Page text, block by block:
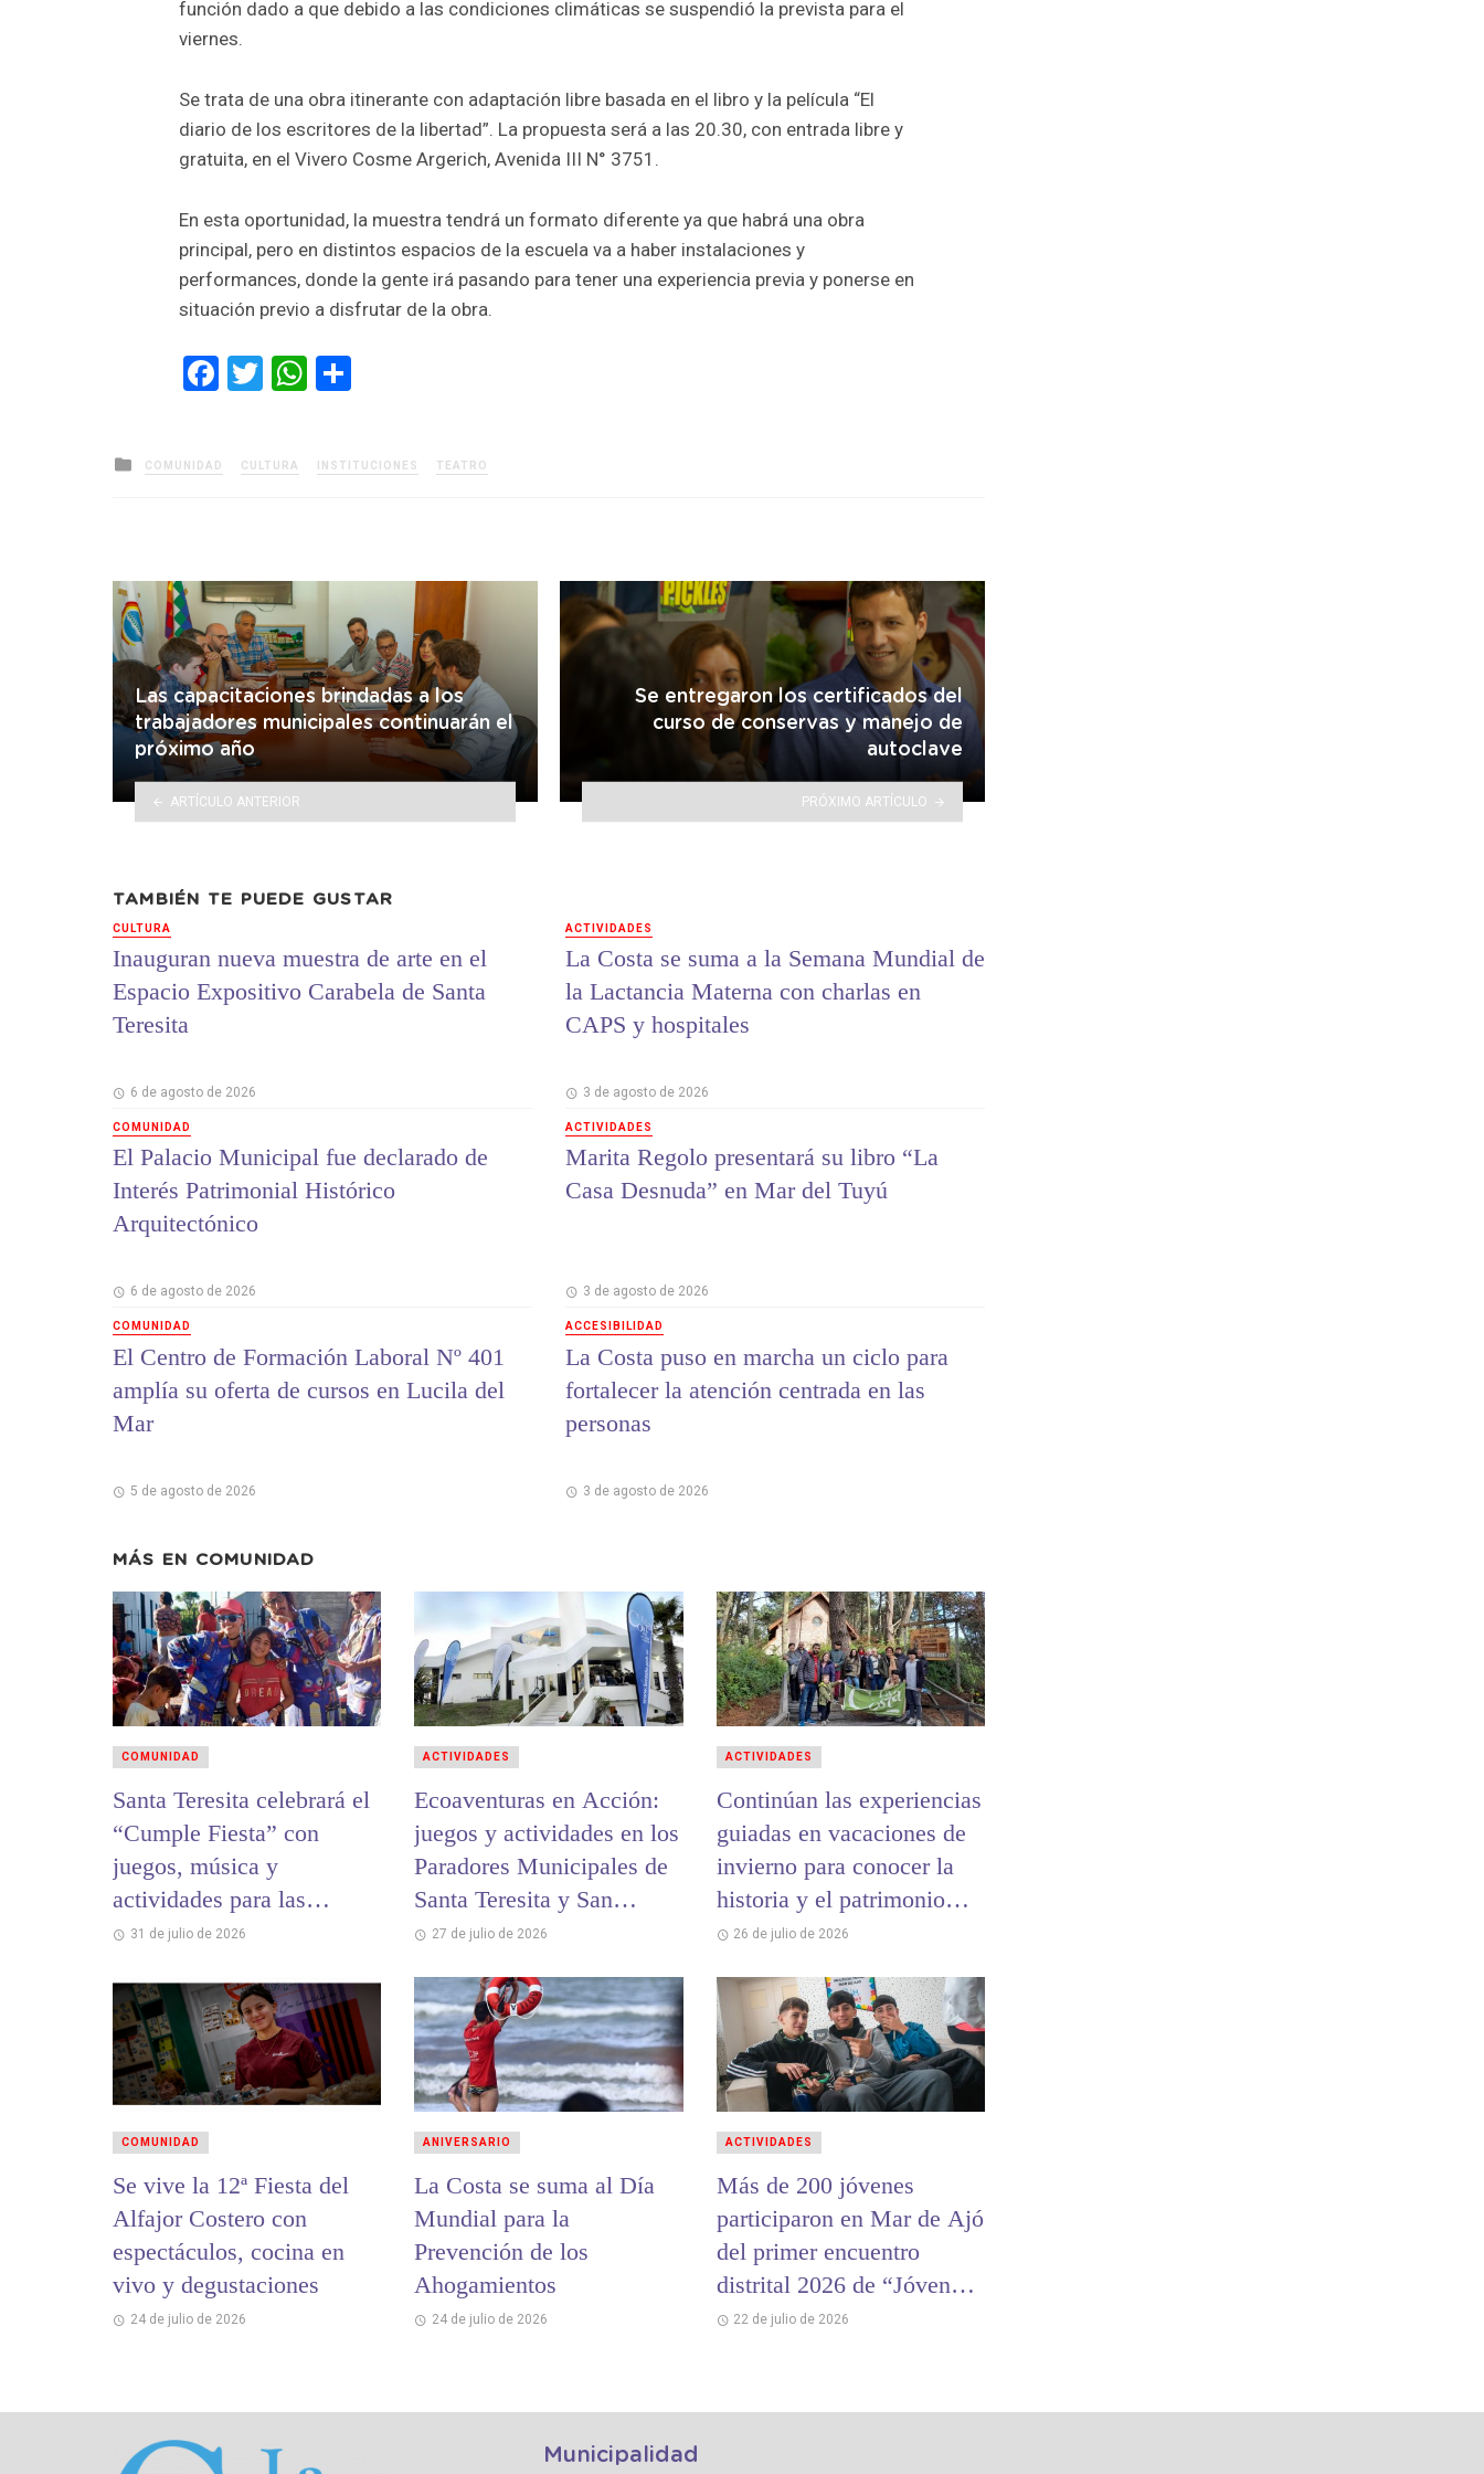
función dado a que debido a las condiciones climáticas se suspendió la prevista para el
viernes.
Se trata de una obra itinerante con adaptación libre basada en el libro y la película “El
diario de los escritores de la libertad”. La propuesta será a las 20.30, con entrada libre y
gratuita, en el Vivero Cosme Argerich, Avenida III N° 3751.
En esta oportunidad, la muestra tendrá un formato diferente ya que habrá una obra
principal, pero en distintos espacios de la escuela va a haber instalaciones y
performances, donde la gente irá pasando para tener una experiencia previa y ponerse en
situación previo a disfrutar de la obra.
Facebook
TwitterWhatsApp
Posted
in
COMUNIDAD CULTURA INSTITUCIONES TEATRO
Las capacitaciones brindadas a los
trabajadores municipales continuarán el
próximo año
ARTÍCULO ANTERIOR
Se entregaron los certificados del
curso de conservas y manejo de
autoclave
PRÓXIMO ARTÍCULO
TAMBIÉN TE PUEDE GUSTAR
CULTURA
Inauguran nueva muestra de arte en el
Espacio Expositivo Carabela de Santa
Teresita
6 de agosto de 2026
COMUNIDAD
El Palacio Municipal fue declarado de
Interés Patrimonial Histórico
Arquitectónico
6 de agosto de 2026
COMUNIDAD
El Centro de Formación Laboral Nº 401
amplía su oferta de cursos en Lucila del
Mar
5 de agosto de 2026
ACTIVIDADES
La Costa se suma a la Semana Mundial de
la Lactancia Materna con charlas en
CAPS y hospitales
3 de agosto de 2026
ACTIVIDADES
Marita Regolo presentará su libro “La
Casa Desnuda” en Mar del Tuyú
3 de agosto de 2026
ACCESIBILIDAD
La Costa puso en marcha un ciclo para
fortalecer la atención centrada en las
personas
3 de agosto de 2026
MÁS EN COMUNIDAD
Santa Teresita celebrará el
“Cumple Fiesta” con
juegos, música y
actividades para las
infancias
31 de julio de 2026
COMUNIDAD
Ecoaventuras en Acción:
juegos y actividades en los
Paradores Municipales de
Santa Teresita y San
Bernardo
27 de julio de 2026
ACTIVIDADES
Continúan las experiencias
guiadas en vacaciones de
invierno para conocer la
historia y el patrimonio
cultural de La Costa
26 de julio de 2026
ACTIVIDADES
Se vive la 12ª Fiesta del
Alfajor Costero con
espectáculos, cocina en
vivo y degustaciones
24 de julio de 2026
COMUNIDAD
La Costa se suma al Día
Mundial para la
Prevención de los
Ahogamientos
24 de julio de 2026
ANIVERSARIO
Más de 200 jóvenes
participaron en Mar de Ajó
del primer encuentro
distrital 2026 de “Jóvenes
y Memoria”
22 de julio de 2026
ACTIVIDADES
Municipalidad